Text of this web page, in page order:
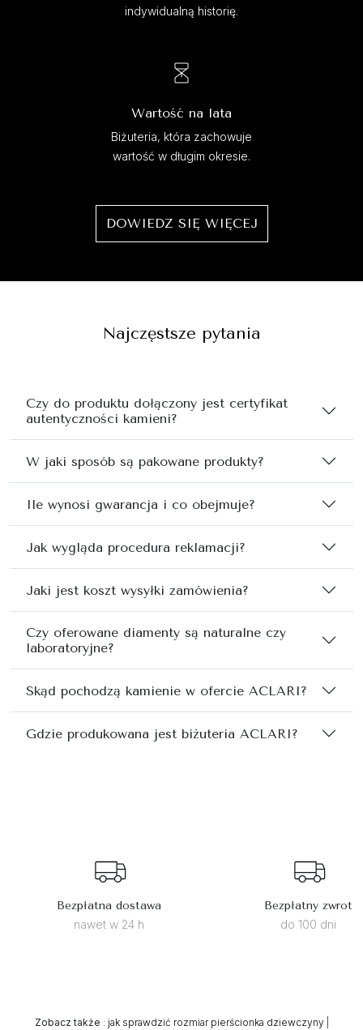
indywidualną historię.
Wartość na lata
Biżuteria, która zachowuje
wartość w długim okresie.
DOWIEDZ SIĘ WIĘCEJ
Najczęstsze pytania
Czy do produktu dołączony jest certyfikat
autentyczności kamieni?
W jaki sposób są pakowane produkty?
Ile wynosi gwarancja i co obejmuje?
Jak wygląda procedura reklamacji?
Jaki jest koszt wysyłki zamówienia?
Czy oferowane diamenty są naturalne czy
laboratoryjne?
Skąd pochodzą kamienie w ofercie ACLARI?
Gdzie produkowana jest biżuteria ACLARI?
Bezpłatna dostawa
nawet w 24 h
Bezpłatny zwrot
do 100 dni
Zobacz także : jak sprawdzić rozmiar pierścionka dziewczyny|